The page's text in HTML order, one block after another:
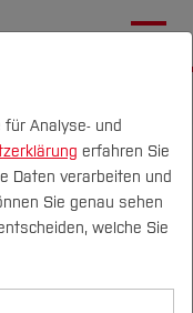
|EN Quicklinks
Analyse- und
erfahren Sie
Daten verarbeiten und
Sie genau sehen
welche Sie